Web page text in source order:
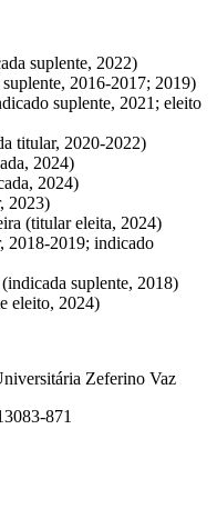
suplente, 2022)
2016-2017; 2019)
suplente, 2021; eleito
titular, 2020-2022)
2024)
2024)
2023)
(titular eleita, 2024)
2018-2019; indicado
suplente, 2018)
eleito, 2024)
Zeferino Vaz
871